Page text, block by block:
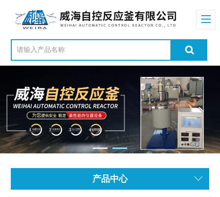
产品中心